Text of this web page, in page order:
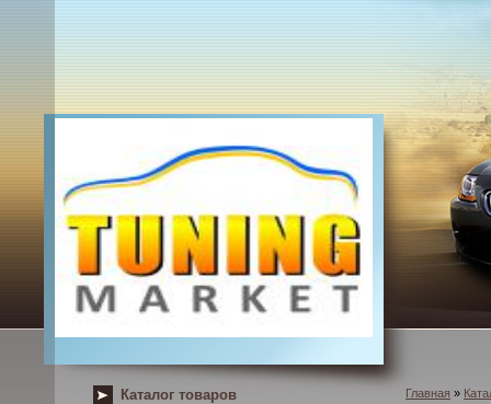
Каталог товаров
Главная »